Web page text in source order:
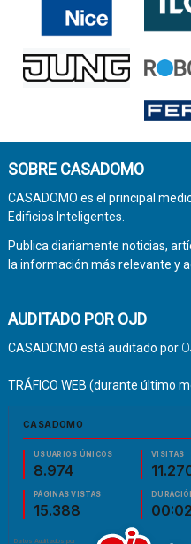
SOBRE CASADOMO
CASADOMO es el principal
Edificios Inteligentes.
Publica diariamente noticias,
la información más relevante y
AUDITADO POR OJD
CASADOMO está auditado por
TRÁFICO WEB (durante último